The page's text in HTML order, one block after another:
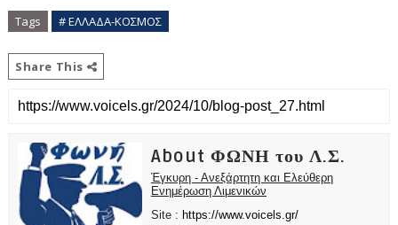
Tags # ΕΛΛΑΔΑ-ΚΟΣΜΟΣ
Share This
About ΦΩΝΗ του Λ.Σ.
Έγκυρη - Ανεξάρτητη και Ελεύθερη
Ενημέρωση Λιμενικών
Site : https://www.voicels.gr/